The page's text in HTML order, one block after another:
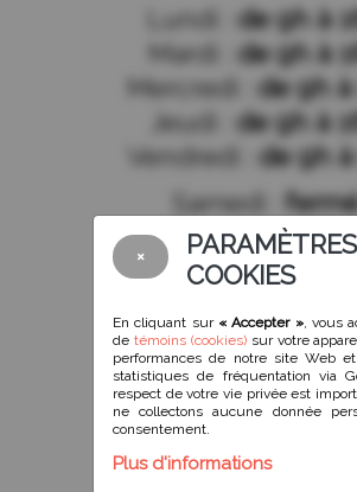
Lundi : de 9h à
Mardi : de 9h à
Mercredi : de 9h à
Jeudi : de 9h à
Vendredi : de 9h
Samedi :
Dimanche :
Suivez-
×
COOKIES
En cliquant sur « Accepter », vous
de témoins (cookies)sur votre
performances de notre site Web
statistiques de fréquentation via
respect de votre vie privée est
ne collectons aucune donnée
consentement.
Plus d'informations